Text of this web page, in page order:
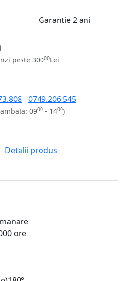
Garantie 2 ani
peste 30000Lei
-0749.206.545
0900 - 1400)
Detalii produs
ore